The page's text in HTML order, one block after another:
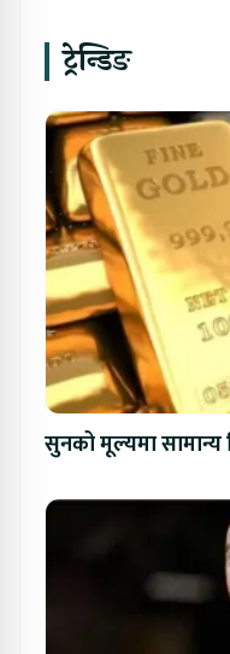
ट्रेन्डिङ
सुनको मूल्यमा सामान्य